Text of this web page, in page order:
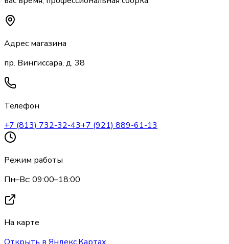
Адрес магазина
пр. Вингиссара, д. 38
Телефон
+7 (813) 732-32-43+7 (921) 889-61-13
Режим работы
Пн–Вс: 09:00–18:00
На карте